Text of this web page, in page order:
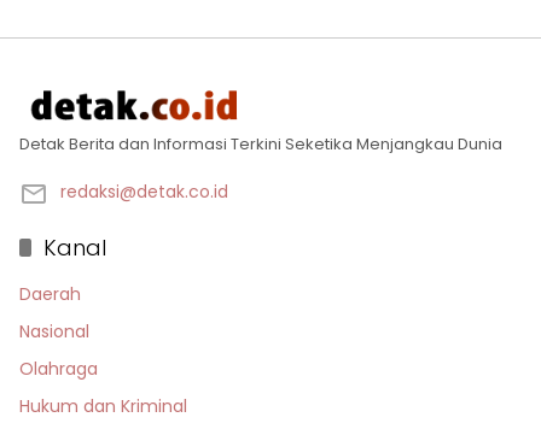
Detak Berita dan Informasi Terkini Seketika Menjangkau Dunia
redaksi@detak.co.id
Kanal
Daerah
Nasional
Olahraga
Hukum dan Kriminal